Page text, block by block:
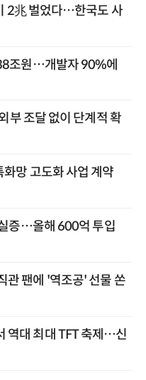
2兆 벌었다…한국도 사
조원…개발자 90%에
부 조달 없이 단계적 확
망 고도화 사업 계약
증…올해 600억 투입
관 팬에 '역조공' 선물 쏜
역대 최대 TFT 축제…신